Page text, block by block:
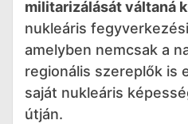
militarizálását váltaná
nukleáris
amelyben nemcsak a
regionális szereplők is
saját nukleáris
útján.